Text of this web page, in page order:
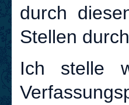
durch
Stellen
Ich stelle